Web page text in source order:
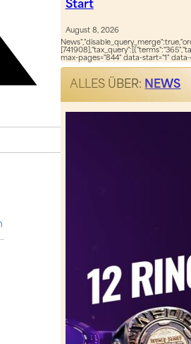
Start
August 8, 2026
max-pages="844" data-start="1" data-
ALLES ÜBER: NEWS